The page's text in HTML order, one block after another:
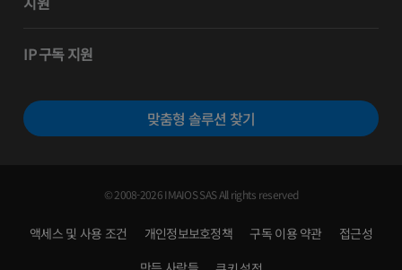
IP 구독 지원
맞춤형 솔루션 찾기
© 2008-2026 IMAIOS SAS All rights reserved
액세스 및 사용 조건 개인정보보호정책 구독 이용 약관
접근성